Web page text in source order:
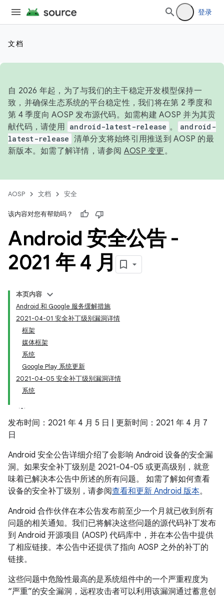
登录
文档
自 2026 年起，为了与我们的主干稳定开发模型保持一
致，并确保生态系统的平台稳定性，我们将在第 2 季度和
第 4 季度向 AOSP 发布源代码。如需构建 AOSP 并为其贡
献代码，请使用 android-latest-release 。
android-
latest-release 清单分支将始终引用推送到 AOSP 的最
新版本。如需了解详情，请参阅 AOSP 变更。
AOSP 文档 安全
该内容对您有帮助吗？
Android 安全公告 -
2021 年 4 月
本页内容
Android 和 Google 服务缓解措施
2021-04-01 安全补丁级别漏洞详情
框架
媒体框架
系统
Google Play 系统更新
2021-04-05 安全补丁级别漏洞详情
系统
发布时间：2021 年 4 月 5 日 | 更新时间：2021 年 4 月 7
日
Android 安全公告详细介绍了会影响 Android 设备的安全漏
洞。如果安全补丁级别是 2021-04-05 或更高级别，就意
味着已解决本公告中所述的所有问题。 如需了解如何查看
设备的安全补丁级别，请参阅查看和更新 Android 版本。
Android 合作伙伴在本公告发布前至少一个月就已收到所有
问题的相关通知。我们已将解决这些问题的源代码补丁发布
到 Android 开源项目 (AOSP) 代码库中，并在本公告中提供
了相应链接。本公告中还提供了指向 AOSP 之外的补丁的
链接。
这些问题中危险性最高的是系统组件中的一个严重程度为
“严重”的安全漏洞，远程攻击者可以利用该漏洞通过蓄意创